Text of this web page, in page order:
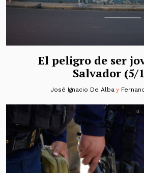
El peligro de ser
Salvador (5/
José Ignacio De Albay